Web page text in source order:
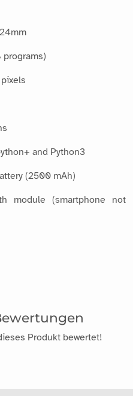
and Python3
(2500 mAh)
module (smartphone not
Produkt bewertet!